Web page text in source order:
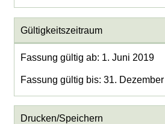
Gültigkeitszeitraum
Fassung gültig ab: 1. Juni 2019
Fassung gültig bis: 31.
Drucken/Speichern